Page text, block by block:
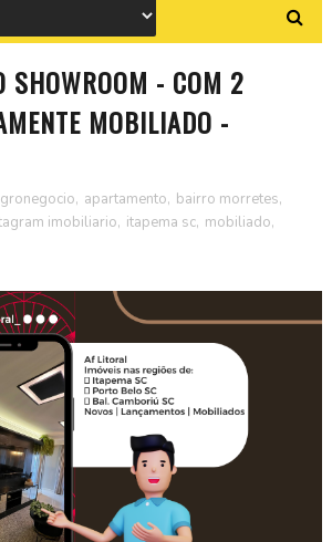
SHOWROOM - COM 2
MOBILIADO -
, apartamento, bairro morretes,
imobiliario, itapema sc, mobiliado,